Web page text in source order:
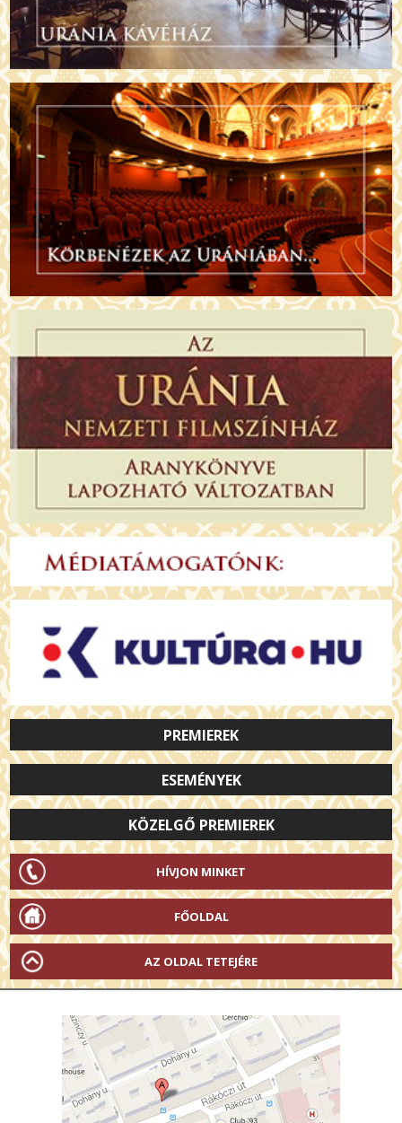
PREMIEREK
ESEMÉNYEK
KÖZELGŐ PREMIEREK
HÍVJON MINKET
FŐOLDAL
AZ OLDAL TETEJÉRE